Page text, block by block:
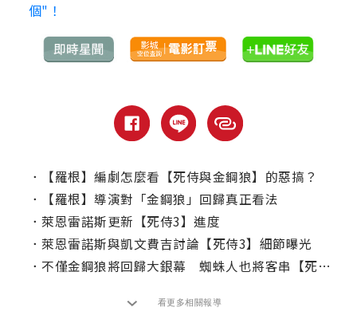
個"！
．
【羅根】編劇怎麼看【死侍與金鋼狼】的惡搞？
．
【羅根】導演對「金鋼狼」回歸真正看法
． 萊恩雷諾斯更新【死侍3】進度
． 萊恩雷諾斯與凱文費吉討論【死侍3】細節曝光
． 不僅金鋼狼將回歸大銀幕 蜘蛛人也將客串【死侍3】
看更多相關報導